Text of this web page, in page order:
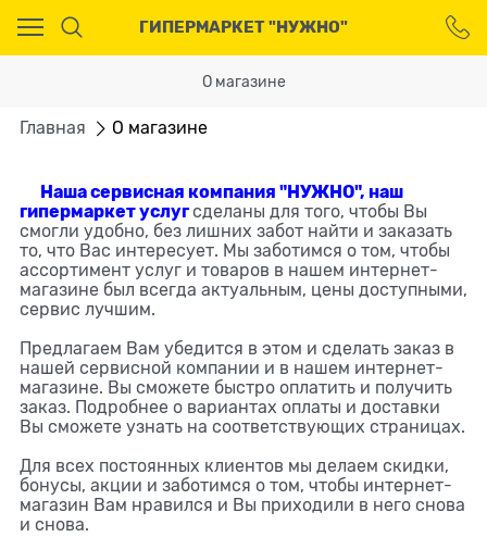
ГИПЕРМАРКЕТ "НУЖНО"
О магазине
Главная О магазине
Наша сервисная компания "НУЖНО", наш
гипермаркет услугсделаны для того, чтобы Вы
смогли удобно, без лишних забот найти и заказать
то, что Вас интересует. Мы заботимся о том, чтобы
ассортимент услуг и товаров в нашем интернет-
магазине был всегда актуальным, цены доступными,
сервис лучшим.
Предлагаем Вам убедится в этом и сделать заказ в
нашей сервисной компании и в нашем интернет-
магазине. Вы сможете быстро оплатить и получить
заказ. Подробнее о вариантах оплаты и доставки
Вы сможете узнать на соответствующих страницах.
Для всех постоянных клиентов мы делаем скидки,
бонусы, акции и заботимся о том, чтобы интернет-
магазин Вам нравился и Вы приходили в него снова
и снова.
Ваш город - Москва,
угадали?